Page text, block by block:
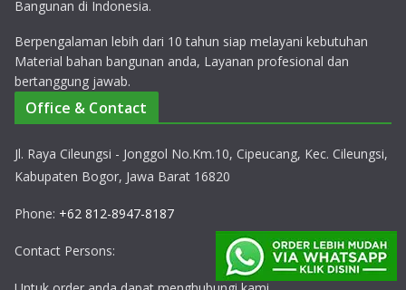
Bangunan di Indonesia.
Berpengalaman lebih dari 10 tahun siap melayani kebutuhan
Material bahan bangunan anda, Layanan profesional dan
bertanggung jawab.
Office & Contact
Jl. Raya Cileungsi - Jonggol No.Km.10, Cipeucang, Kec. Cileungsi,
Kabupaten Bogor, Jawa Barat 16820
Phone: +62 812-8947-8187
Contact Persons: